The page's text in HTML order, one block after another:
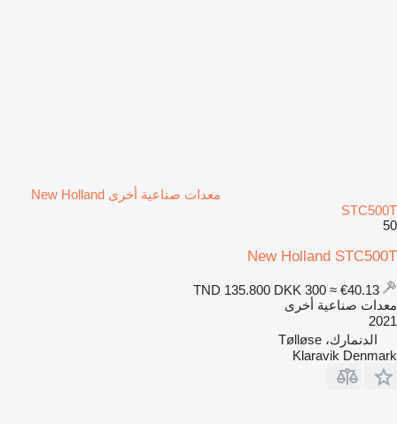
معدات صناعية أخرى New Holland
STC500T
50
New Holland STC500T
DKK 300 ≈ €40.13
معدات صناعية أخرى
2021
الدنمارك، Tølløse
Klaravik Denmark